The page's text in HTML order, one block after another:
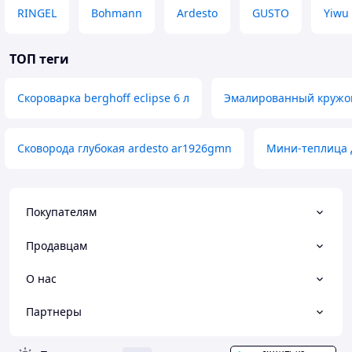
RINGEL Bohmann Ardesto GUSTO Yiwu
ТОП теги
Скороварка berghoff eclipse 6 л Эмалированный
Сковорода глубокая ardesto ar1926gmn Мини-теплица
Покупателям
Продавцам
О нас
Партнеры